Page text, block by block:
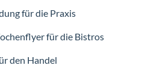
für die Praxis
für die Bistros
den Handel